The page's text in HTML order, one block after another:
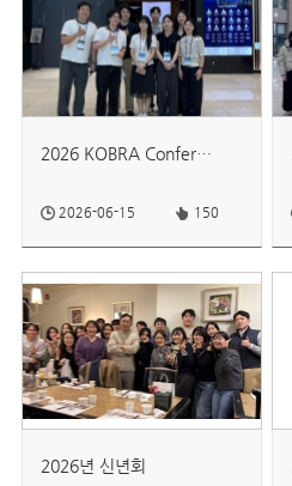
2026 KOBRA Conference
2026-06-15 150
2026년 신년회